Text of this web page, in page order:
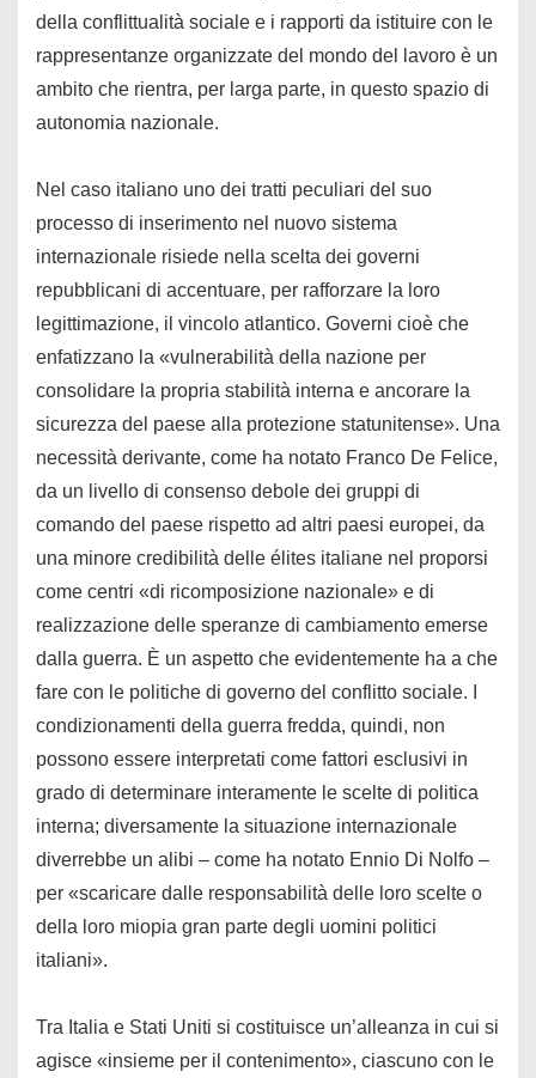
della conflittualità sociale e i rapporti da istituire con le
rappresentanze organizzate del mondo del lavoro è un
ambito che rientra, per larga parte, in questo spazio di
autonomia nazionale.
Nel caso italiano uno dei tratti peculiari del suo
processo di inserimento nel nuovo sistema
internazionale risiede nella scelta dei governi
repubblicani di accentuare, per rafforzare la loro
legittimazione, il vincolo atlantico. Governi cioè che
enfatizzano la «vulnerabilità della nazione per
consolidare la propria stabilità interna e ancorare la
sicurezza del paese alla protezione statunitense». Una
necessità derivante, come ha notato Franco De Felice,
da un livello di consenso debole dei gruppi di
comando del paese rispetto ad altri paesi europei, da
una minore credibilità delle élites italiane nel proporsi
come centri «di ricomposizione nazionale» e di
realizzazione delle speranze di cambiamento emerse
dalla guerra. È un aspetto che evidentemente ha a che
fare con le politiche di governo del conflitto sociale. I
condizionamenti della guerra fredda, quindi, non
possono essere interpretati come fattori esclusivi in
grado di determinare interamente le scelte di politica
interna; diversamente la situazione internazionale
diverrebbe un alibi – come ha notato Ennio Di Nolfo –
per «scaricare dalle responsabilità delle loro scelte o
della loro miopia gran parte degli uomini politici
italiani».
Tra Italia e Stati Uniti si costituisce un’alleanza in cui si
agisce «insieme per il contenimento», ciascuno con le